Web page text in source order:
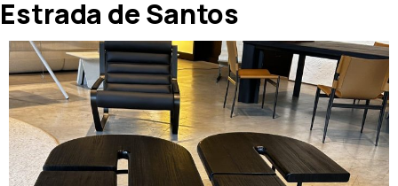
Estrada de Santos